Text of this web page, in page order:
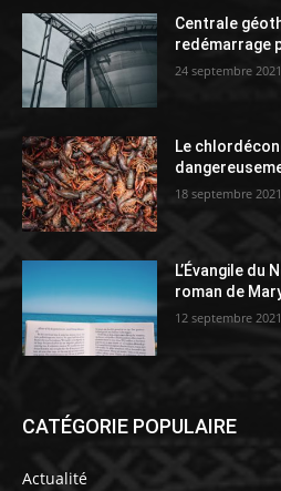
Centrale
redémarrage
24 septembre 2021
Le
18 septembre 2021
L’Évangile du
roman de
12 septembre 2021
CATÉGORIE POPULAIRE
Actualité